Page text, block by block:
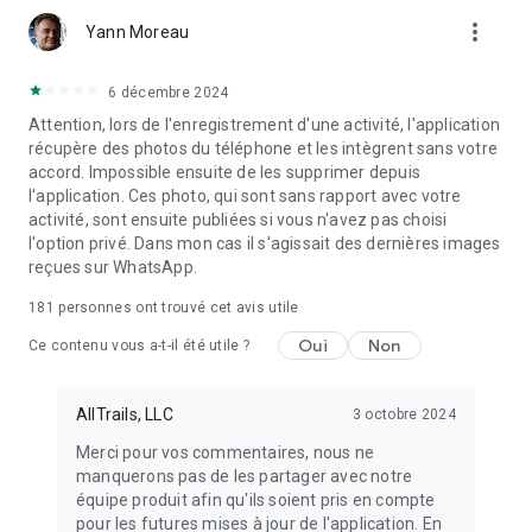
Profitez encore plus de chaque itinéraire grâce à notre tout
prévoyez la météo et explorez les sentiers populaires, le tout
◆ Dessinez votre propre itinéraire ou modifiez l'un des 500
000 déjà en ligne.
◆ Découvrez quelles zones sont fréquentées ou non grâce à
notre heatmap de la communauté.
◆ Accédez également aux fonctionnalités Plus et Base.
Que vous fassiez du géocaching dans un parc national,
partiez en aventure VTT ou planifiez une course pour vous
changer les idées, AllTrails Plus et Peak rendent les activités
Yann Moreau more_vert
6 décembre 2024
Attention, lors de l'enregistrement d'une activité, l'application
récupère des photos du téléphone et les intègrent sans votre
accord. Impossible ensuite de les supprimer depuis
l'application. Ces photo, qui sont sans rapport avec votre
activité, sont ensuite publiées si vous n'avez pas choisi
l'option privé. Dans mon cas il s'agissait des dernières images
reçues sur WhatsApp.
181 personnes ont trouvé cet avis utile
Ce contenu vous a-t-il été utile ? Oui Non
AllTrails, LLC 3 octobre 2024
Merci pour vos commentaires, nous ne
manquerons pas de les partager avec notre
équipe produit afin qu'ils soient pris en compte
pour les futures mises à jour de l'application. En